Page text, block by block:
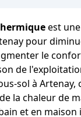
est
pour
le
de
sol à
la chaleur de
et en maison